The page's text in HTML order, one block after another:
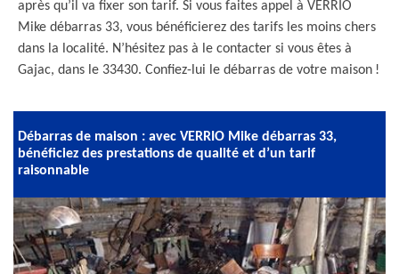
après qu’il va fixer son tarif. Si vous faites appel à VERRIO
Mike débarras 33, vous bénéficierez des tarifs les moins chers
dans la localité. N’hésitez pas à le contacter si vous êtes à
Gajac, dans le 33430. Confiez-lui le débarras de votre maison !
Débarras de maison : avec VERRIO Mike débarras 33,
bénéficiez des prestations de qualité et d’un tarif
raisonnable